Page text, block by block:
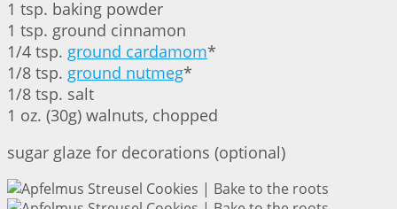
1 tsp. baking powder
1 tsp. ground cinnamon
1/4 tsp. ground cardamom*
1/8 tsp. ground nutmeg*
1/8 tsp. salt
1 oz. (30g) walnuts, chopped
sugar glaze for decorations (optional)